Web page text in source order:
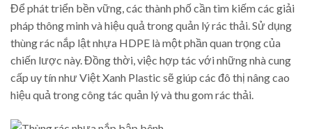
Để phát triển bền vững, các thành phố cần tìm kiếm các giải
pháp thông minh và hiệu quả trong quản lý rác thải. Sử dụng
thùng rác nắp lật nhựa HDPE là một phần quan trọng của
chiến lược này. Đồng thời, việc hợp tác với những nhà cung
cấp uy tín như Việt Xanh Plastic sẽ giúp các đô thị nâng cao
hiệu quả trong công tác quản lý và thu gom rác thải.